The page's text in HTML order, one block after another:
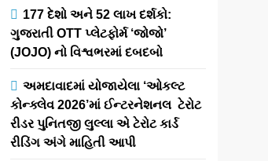
0 1 mins
માર્ચ ૨૦૨૬:
વર્ષનો ભવ્ય
ધરાવતા
ડિઝાઇનર
દ્વારા
177 દેશો અને 52 લાખ દર્શકો:
ગુજરાતી OTT પ્લેટફોર્મ ‘જોજો’
(JOJO) નો વિશ્વભરમાં દબદબો
અમદાવાદમાં યોજાયેલા ‘ઓકલ્ટ
કોન્ક્લેવ 2026’માં ઈન્ટરનેશનલ ટેરોટ
રીડર પુનિતજી લુલ્લા એ ટેરોટ કાર્ડ
રીડિંગ અંગે માહિતી આપી